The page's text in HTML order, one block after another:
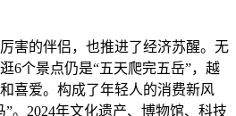
的伴侣，也推进了经济苏醒。无
6个景点仍是“五天爬完五岳”，越
喜爱。构成了年轻人的消费新风
。2024年文化遗产、博物馆、科技